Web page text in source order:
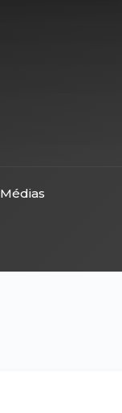
Médias